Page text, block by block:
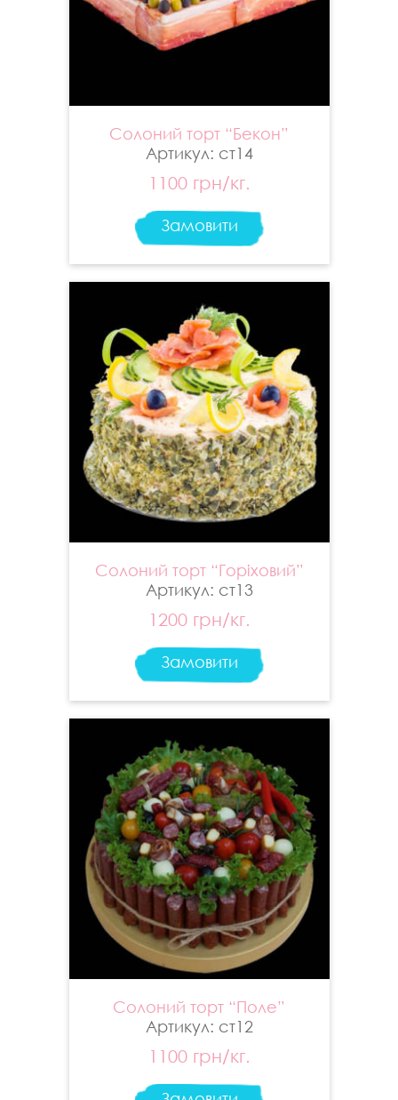
Солоний торт “Бекон”
Артикул: ст14
1100 грн/кг.
Замовити
Солоний торт “Горіховий”
Артикул: ст13
1200 грн/кг.
Замовити
Солоний торт “Поле”
Артикул: ст12
1100 грн/кг.